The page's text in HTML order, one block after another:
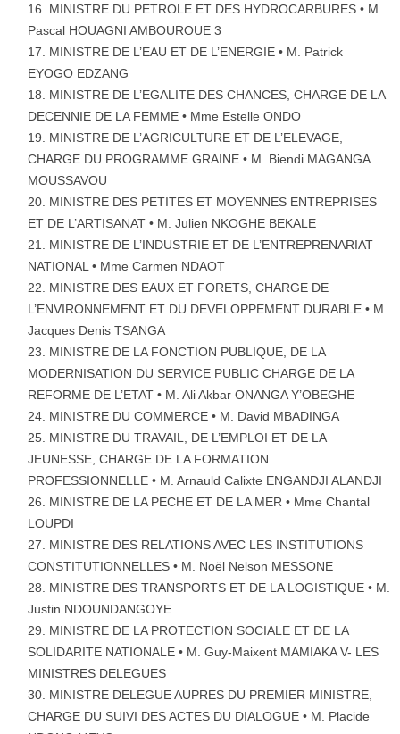
MINISTRE DU PETROLE ET DES HYDROCARBURES • M.
Pascal HOUAGNI AMBOUROUE 3
MINISTRE DE L’EAU ET DE L’ENERGIE • M. Patrick
EYOGO EDZANG
MINISTRE DE L’EGALITE DES CHANCES, CHARGE DE LA
DECENNIE DE LA FEMME • Mme Estelle ONDO
MINISTRE DE L’AGRICULTURE ET DE L’ELEVAGE,
CHARGE DU PROGRAMME GRAINE • M. Biendi MAGANGA
MOUSSAVOU
MINISTRE DES PETITES ET MOYENNES ENTREPRISES
ET DE L’ARTISANAT • M. Julien NKOGHE BEKALE
MINISTRE DE L’INDUSTRIE ET DE L’ENTREPRENARIAT
NATIONAL • Mme Carmen NDAOT
MINISTRE DES EAUX ET FORETS, CHARGE DE
L’ENVIRONNEMENT ET DU DEVELOPPEMENT DURABLE • M.
Jacques Denis TSANGA
MINISTRE DE LA FONCTION PUBLIQUE, DE LA
MODERNISATION DU SERVICE PUBLIC CHARGE DE LA
REFORME DE L’ETAT • M. Ali Akbar ONANGA Y’OBEGHE
MINISTRE DU COMMERCE • M. David MBADINGA
MINISTRE DU TRAVAIL, DE L’EMPLOI ET DE LA
JEUNESSE, CHARGE DE LA FORMATION
PROFESSIONNELLE • M. Arnauld Calixte ENGANDJI ALANDJI
MINISTRE DE LA PECHE ET DE LA MER • Mme Chantal
LOUPDI
MINISTRE DES RELATIONS AVEC LES INSTITUTIONS
CONSTITUTIONNELLES • M. Noël Nelson MESSONE
MINISTRE DES TRANSPORTS ET DE LA LOGISTIQUE • M.
Justin NDOUNDANGOYE
MINISTRE DE LA PROTECTION SOCIALE ET DE LA
SOLIDARITE NATIONALE • M. Guy-Maixent MAMIAKA V- LES
MINISTRES DELEGUES
MINISTRE DELEGUE AUPRES DU PREMIER MINISTRE,
CHARGE DU SUIVI DES ACTES DU DIALOGUE • M. Placide